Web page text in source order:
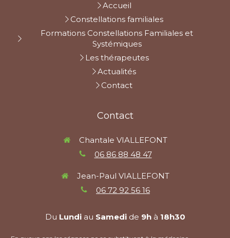
Accueil
Constellations familiales
Formations Constellations Familiales et
Systémiques
Les thérapeutes
Actualités
Contact
Contact
Chantale VIALLEFONT
06 86 88 48 47
Jean-Paul VIALLEFONT
06 72 92 56 16
Du Lundiau Samedide 9hà 18h30